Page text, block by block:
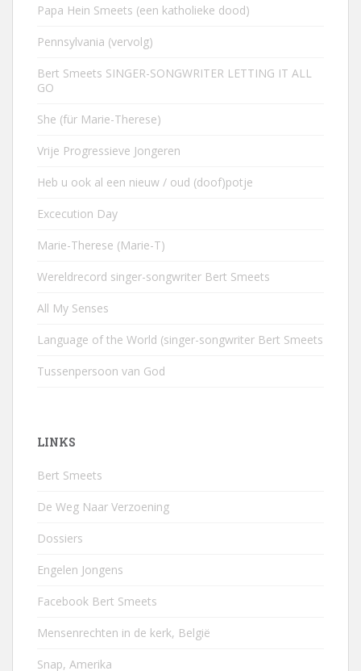
Papa Hein Smeets (een katholieke dood)
Pennsylvania (vervolg)
Bert Smeets SINGER-SONGWRITER LETTING IT ALL
GO
She (für Marie-Therese)
Vrije Progressieve Jongeren
Heb u ook al een nieuw / oud (doof)potje
Excecution Day
Marie-Therese (Marie-T)
Wereldrecord singer-songwriter Bert Smeets
All My Senses
Language of the World (singer-songwriter Bert Smeets
Tussenpersoon van God
LINKS
Bert Smeets
De Weg Naar Verzoening
Dossiers
Engelen Jongens
Facebook Bert Smeets
Mensenrechten in de kerk, België
Snap, Amerika